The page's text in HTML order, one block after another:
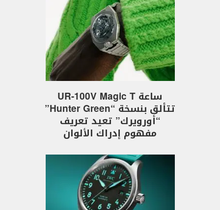
ساعة UR-100V Magic T
تتألق بنسخة “Hunter Green”
“أورويرك” تعيد تعريف
مفهوم إدراك الألوان